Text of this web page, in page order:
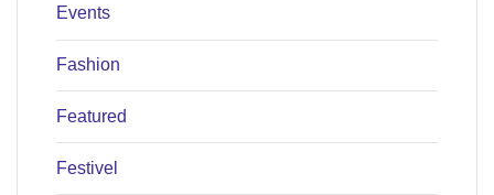
Events
Fashion
Featured
Festivel